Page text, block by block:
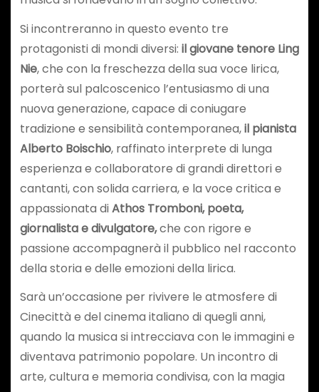
Si incontreranno in questo evento tre
protagonisti di mondi diversi: il giovane tenore Ling
Nie, che con la freschezza della sua voce lirica,
porterà sul palcoscenico l’entusiasmo di una
nuova generazione, capace di coniugare
tradizione e sensibilità contemporanea,il pianista
Alberto Boischio, raffinato interprete di lunga
esperienza e collaboratore di grandi direttori e
cantanti, con solida carriera, e la voce critica e
appassionata diAthos Tromboni, poeta,
giornalista e divulgatore,che con rigore e
passione accompagnerà il pubblico nel racconto
della storia e delle emozioni della lirica.
Sarà un’occasione per rivivere le atmosfere di
Cinecittà e del cinema italiano di quegli anni,
quando la musica si intrecciava con le immagini e
diventava patrimonio popolare. Un incontro di
arte, cultura e memoria condivisa, con la magia